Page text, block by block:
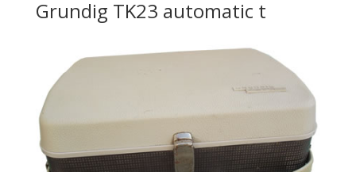
Grundig TK23 automatic t